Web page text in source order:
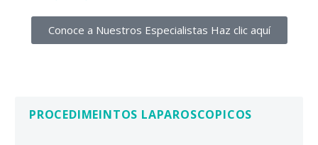
Canal de
Conoce a Nuestros Especialistas Haz clic aquí
PROCEDIMEINTOS LAPAROSCOPICOS